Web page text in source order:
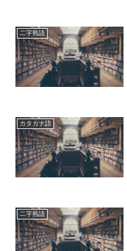
二字熟語
カタカナ語
二字熟語